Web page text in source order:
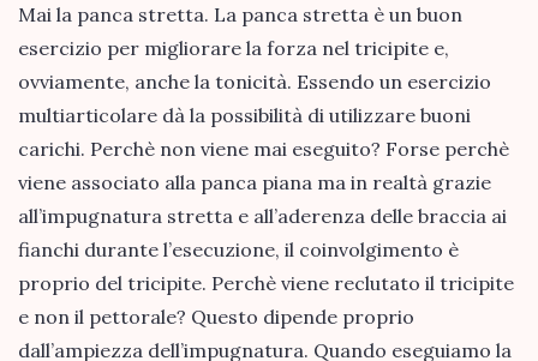
Mai la panca stretta. La panca stretta è un buon
esercizio per migliorare la forza nel tricipite e,
ovviamente, anche la tonicità. Essendo un esercizio
multiarticolare dà la possibilità di utilizzare buoni
carichi. Perchè non viene mai eseguito? Forse perchè
viene associato alla panca piana ma in realtà grazie
all’impugnatura stretta e all’aderenza delle braccia ai
fianchi durante l’esecuzione, il coinvolgimento è
proprio del tricipite. Perchè viene reclutato il tricipite
e non il pettorale? Questo dipende proprio
dall’ampiezza dell’impugnatura. Quando eseguiamo la